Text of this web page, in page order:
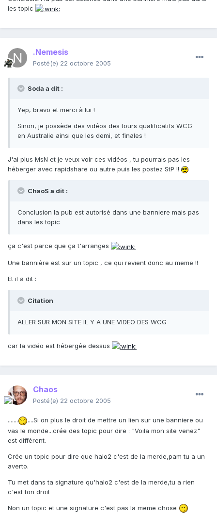
les topic
.Nemesis
Posté(e) 22 octobre 2005
Soda a dit :
Yep, bravo et merci à lui !
Sinon, je possède des vidéos des tours qualificatifs WCG
en Australie ainsi que les demi, et finales !
J'ai plus MsN et je veux voir ces vidéos , tu pourrais pas les
héberger avec rapidshare ou autre puis les postez StP !!
ChaoS a dit :
Conclusion la pub est autorisé dans une banniere mais pas
dans les topic
ça c'est parce que ça t'arranges
Une bannière est sur un topic , ce qui revient donc au meme !!
Et il a dit :
Citation
ALLER SUR MON SITE IL Y A UNE VIDEO DES WCG
car la vidéo est hébergée dessus
Chaos
Posté(e) 22 octobre 2005
.......
....Si on plus le droit de mettre un lien sur une banniere ou
vas le monde...crée des topic pour dire : "Voila mon site venez"
est différent.
Crée un topic pour dire que halo2 c'est de la merde,pam tu a un
averto.
Tu met dans ta signature qu'halo2 c'est de la merde,tu a rien
c'est ton droit
Non un topic et une signature c'est pas la meme chose